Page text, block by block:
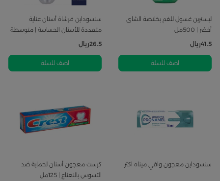
ليسترين غسول للفم بخلاصة الشاى
أخضر | 500مل
41.5ريال
اضف للسلة
سنسوداين فرشاة أسنان عناية
متعددة للأسنان الحساسة | متوسطة
...
26.5ريال
اضف للسلة
سنسوداين معجون واقي ميناه اكثر
كرست معجون أسنان لحماية ضد
التسوس بالنعناع | 125مل